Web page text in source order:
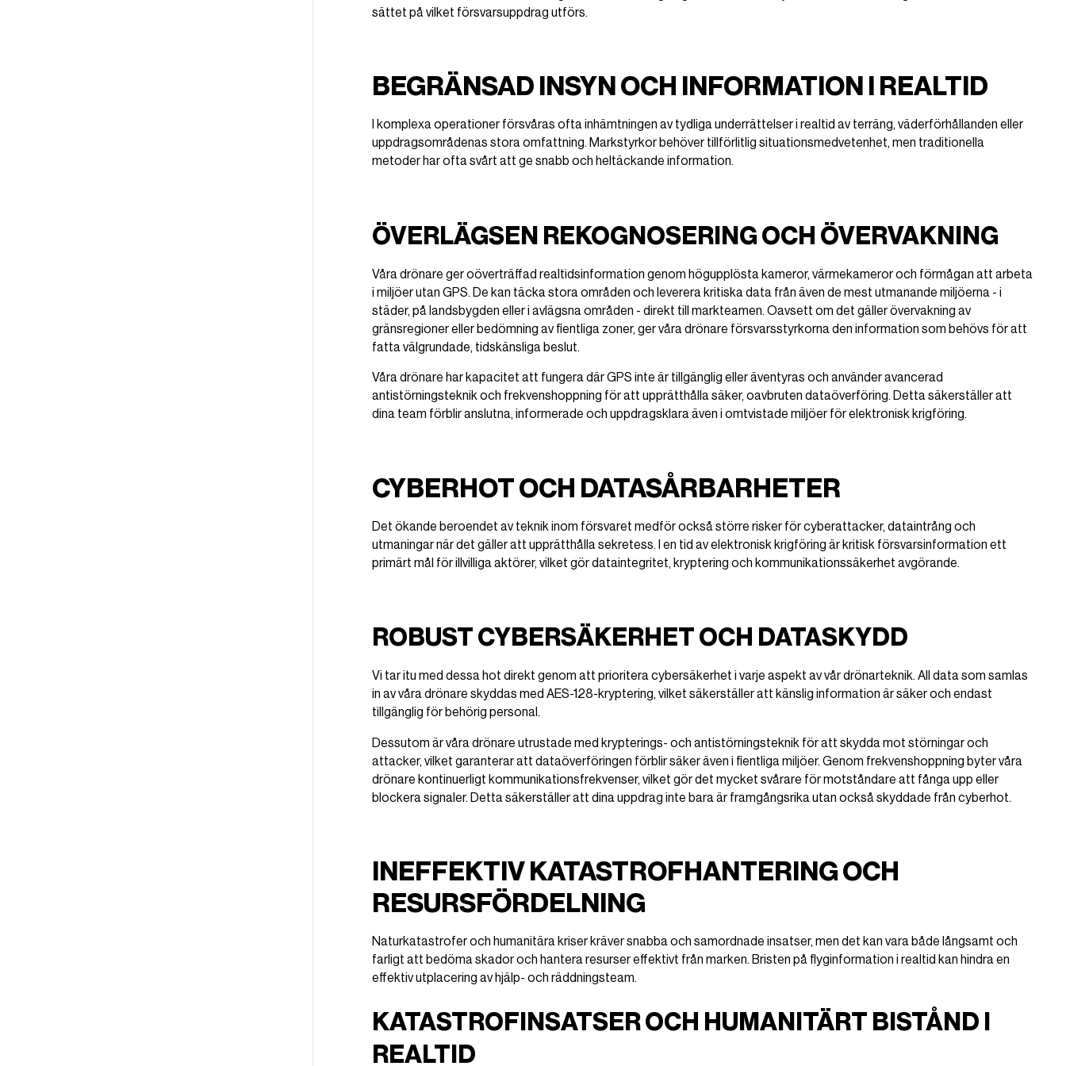
sättet på vilket försvarsuppdrag utförs.
BEGRÄNSAD INSYN OCH INFORMATION I REALTID
I komplexa operationer försvåras ofta inhämtningen av tydliga underrättelser i realtid av terräng, väderförhållanden eller
uppdragsområdenas stora omfattning. Markstyrkor behöver tillförlitlig situationsmedvetenhet, men traditionella
metoder har ofta svårt att ge snabb och heltäckande information.
ÖVERLÄGSEN REKOGNOSERING OCH ÖVERVAKNING
Våra drönare ger oöverträffad realtidsinformation genom högupplösta kameror, värmekameror och förmågan att arbeta
i miljöer utan GPS. De kan täcka stora områden och leverera kritiska data från även de mest utmanande miljöerna - i
städer, på landsbygden eller i avlägsna områden - direkt till markteamen. Oavsett om det gäller övervakning av
gränsregioner eller bedömning av fientliga zoner, ger våra drönare försvarsstyrkorna den information som behövs för att
fatta välgrundade, tidskänsliga beslut.
Våra drönare har kapacitet att fungera där GPS inte är tillgänglig eller äventyras och använder avancerad
antistörningsteknik och frekvenshoppning för att upprätthålla säker, oavbruten dataöverföring. Detta säkerställer att
dina team förblir anslutna, informerade och uppdragsklara även i omtvistade miljöer för elektronisk krigföring.
CYBERHOT OCH DATASÅRBARHETER
Det ökande beroendet av teknik inom försvaret medför också större risker för cyberattacker, dataintrång och
utmaningar när det gäller att upprätthålla sekretess. I en tid av elektronisk krigföring är kritisk försvarsinformation ett
primärt mål för illvilliga aktörer, vilket gör dataintegritet, kryptering och kommunikationssäkerhet avgörande.
ROBUST CYBERSÄKERHET OCH DATASKYDD
Vi tar itu med dessa hot direkt genom att prioritera cybersäkerhet i varje aspekt av vår drönarteknik. All data som samlas
in av våra drönare skyddas med AES-128-kryptering, vilket säkerställer att känslig information är säker och endast
tillgänglig för behörig personal.
Dessutom är våra drönare utrustade med krypterings- och antistörningsteknik för att skydda mot störningar och
attacker, vilket garanterar att dataöverföringen förblir säker även i fientliga miljöer. Genom frekvenshoppning byter våra
drönare kontinuerligt kommunikationsfrekvenser, vilket gör det mycket svårare för motståndare att fånga upp eller
blockera signaler. Detta säkerställer att dina uppdrag inte bara är framgångsrika utan också skyddade från cyberhot.
INEFFEKTIV KATASTROFHANTERING OCH
RESURSFÖRDELNING
Naturkatastrofer och humanitära kriser kräver snabba och samordnade insatser, men det kan vara både långsamt och
farligt att bedöma skador och hantera resurser effektivt från marken. Bristen på flyginformation i realtid kan hindra en
effektiv utplacering av hjälp- och räddningsteam.
KATASTROFINSATSER OCH HUMANITÄRT BISTÅND I
REALTID